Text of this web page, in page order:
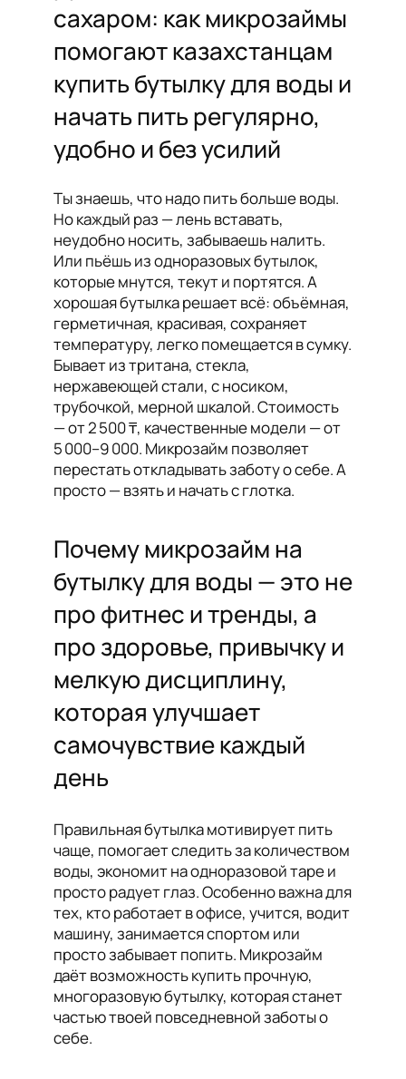
сахаром: как микрозаймы
помогают казахстанцам
купить бутылку для воды и
начать пить регулярно,
удобно и без усилий
Ты знаешь, что надо пить больше воды.
Но каждый раз — лень вставать,
неудобно носить, забываешь налить.
Или пьёшь из одноразовых бутылок,
которые мнутся, текут и портятся. А
хорошая бутылка решает всё: объёмная,
герметичная, красивая, сохраняет
температуру, легко помещается в сумку.
Бывает из тритана, стекла,
нержавеющей стали, с носиком,
трубочкой, мерной шкалой. Стоимость
— от 2 500 ₸, качественные модели — от
5 000–9 000. Микрозайм позволяет
перестать откладывать заботу о себе. А
просто — взять и начать с глотка.
Почему микрозайм на
бутылку для воды — это не
про фитнес и тренды, а
про здоровье, привычку и
мелкую дисциплину,
которая улучшает
самочувствие каждый
день
Правильная бутылка мотивирует пить
чаще, помогает следить за количеством
воды, экономит на одноразовой таре и
просто радует глаз. Особенно важна для
тех, кто работает в офисе, учится, водит
машину, занимается спортом или
просто забывает попить. Микрозайм
даёт возможность купить прочную,
многоразовую бутылку, которая станет
частью твоей повседневной заботы о
себе.